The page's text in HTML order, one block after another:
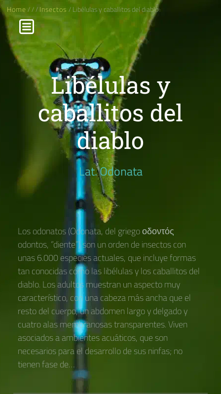
Home///Insectos / Libélulas y caballitos del diablo
Libélulas y
caballitos del
diablo
Lat. Odonata
Los odonatos (Odonata, del griego οδοντός
odontos, “diente”) son un orden de insectos con
unas 6.000 especies actuales, que incluye formas
tan conocidas como las libélulas y los caballitos del
diablo. Los adultos muestran un aspecto muy
característico, con una cabeza más ancha que el
resto del cuerpo, un abdomen largo y delgado y
cuatro alas membranosas transparentes. Viven
asociados a ambientes acuáticos, que son
necesarios para el desarrollo de sus ninfas; no
tienen fase de…